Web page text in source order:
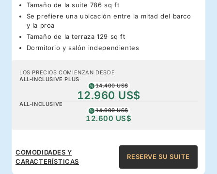
Tamaño de la suite 786 sq ft
Se prefiere una ubicación entre la mitad del barco
y la proa
Tamaño de la terraza 129 sq ft
Dormitorio y salón independientes
LOS PRECIOS COMIENZAN DESDE
ALL-INCLUSIVE PLUS
14.400 US$
12.960 US$
ALL-INCLUSIVE
14.000 US$
12.600 US$
COMODIDADES Y
CARACTERÍSTICAS
RESERVE SU SUITE